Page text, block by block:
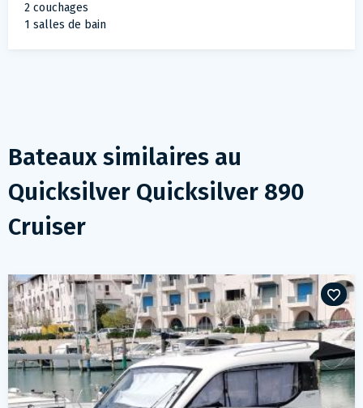
2 couchages
1 salles de bain
Bateaux similaires au
Quicksilver Quicksilver 890
Cruiser